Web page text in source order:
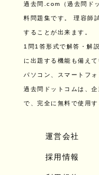
過去問.com（過去問ド
料問題集です。 理容師
することが出来ます。
1問1答形式で解答・解
に出題する機能も備えて
パソコン、スマートフ
過去問ドットコムは、
で、完全に無料で使用す
運営会社
採用情報